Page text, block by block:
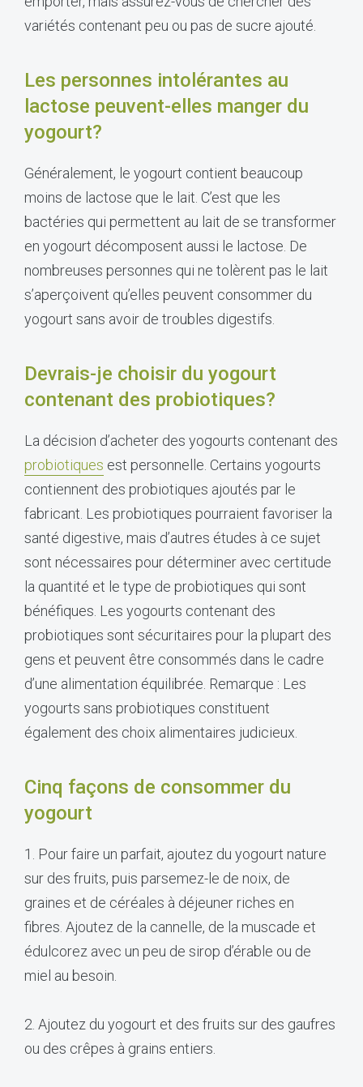
variétés contenant peu ou pas de sucre ajouté.
Les personnes intolérantes au
lactose peuvent-elles manger du
yogourt?
Généralement, le yogourt contient beaucoup
moins de lactose que le lait. C’est que les
bactéries qui permettent au lait de se transformer
en yogourt décomposent aussi le lactose. De
nombreuses personnes qui ne tolèrent pas le lait
s’aperçoivent qu’elles peuvent consommer du
yogourt sans avoir de troubles digestifs.
Devrais-je choisir du yogourt
contenant des probiotiques?
La décision d’acheter des yogourts contenant des
probiotiques est personnelle. Certains yogourts
contiennent des probiotiques ajoutés par le
fabricant. Les probiotiques pourraient favoriser la
santé digestive, mais d’autres études à ce sujet
sont nécessaires pour déterminer avec certitude
la quantité et le type de probiotiques qui sont
bénéfiques. Les yogourts contenant des
probiotiques sont sécuritaires pour la plupart des
gens et peuvent être consommés dans le cadre
d’une alimentation équilibrée. Remarque : Les
yogourts sans probiotiques constituent
également des choix alimentaires judicieux.
Cinq façons de consommer du
yogourt
1. Pour faire un parfait, ajoutez du yogourt nature
sur des fruits, puis parsemez-le de noix, de
graines et de céréales à déjeuner riches en
fibres. Ajoutez de la cannelle, de la muscade et
édulcorez avec un peu de sirop d’érable ou de
miel au besoin.
2. Ajoutez du yogourt et des fruits sur des gaufres
ou des crêpes à grains entiers.